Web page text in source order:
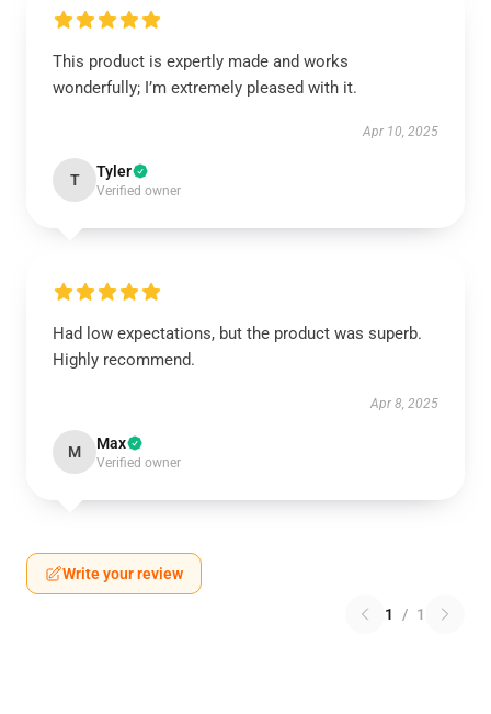
This product is expertly made and works
wonderfully; I’m extremely pleased with it.
Apr 10, 2025
T Tyler
Verified owner
Had low expectations, but the product was superb.
Highly recommend.
Apr 8, 2025
M Max
Verified owner
Write your review
1 / 1